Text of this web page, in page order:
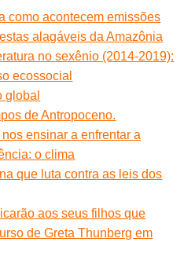
como acontecem emissões
alagáveis da Amazônia
no sexênio (2014-2019):
ecossocial
global
de Antropoceno.
ensinar a enfrentar a
o clima
que luta contra as leis dos
aos seus filhos que
de Greta Thunberg em